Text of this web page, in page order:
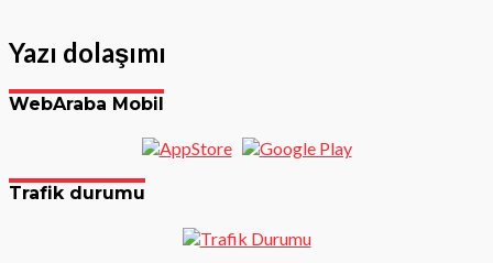
Yazı dolaşımı
WebAraba Mobil
Trafik durumu